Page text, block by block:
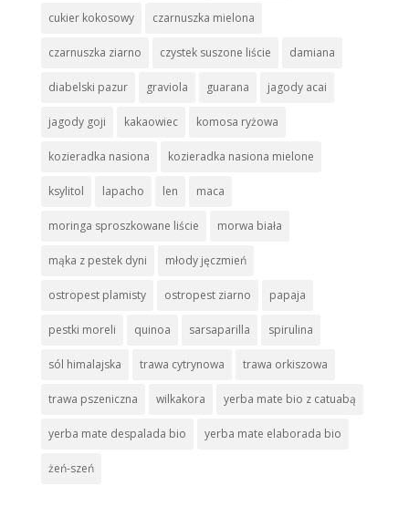
cukier kokosowy czarnuszka mielona
czarnuszka ziarno czystek suszone liście damiana
diabelski pazur graviola guarana jagody acai
jagody goji kakaowiec komosa ryżowa
kozieradka nasiona kozieradka nasiona mielone
ksylitol lapacho len maca
moringa sproszkowane liście morwa biała
mąka z pestek dyni młody jęczmień
ostropest plamisty ostropest ziarno papaja
pestki moreli quinoa sarsaparilla spirulina
sól himalajska trawa cytrynowa trawa orkiszowa
trawa pszeniczna wilkakora yerba mate bio z catuabą
yerba mate despalada bio yerba mate elaborada bio
żeń-szeń